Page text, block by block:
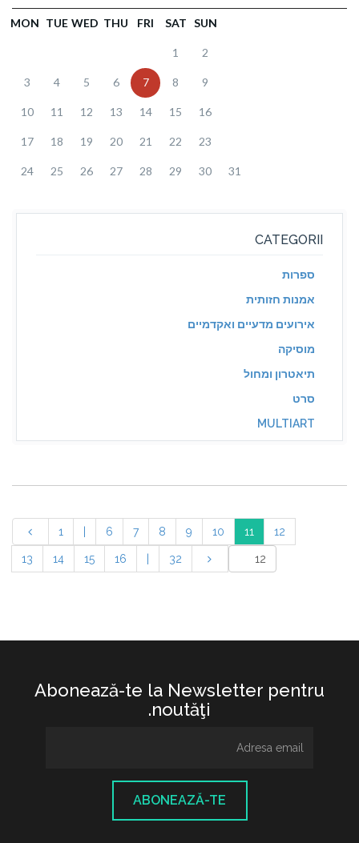
MON TUE WED THU FRI SAT SUN
1 2
3 4 5 6 7 8 9
10 11 12 13 14 15 16
17 18 19 20 21 22 23
24 25 26 27 28 29 30 31
CATEGORII
ספרות
אמנות חזותית
אירועים מדעיים ואקדמיים
מוסיקה
תיאטרון ומחול
סרט
MULTIART
1 6 7 8 9 10 11 12
13 14 15 16 32
Abonează-te la Newsletter pentru
noutăţi.
ABONEAZĂ-TE